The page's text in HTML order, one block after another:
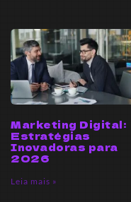
Marketing Digital:
Estratégias
Inovadoras para
2026
Leia mais »